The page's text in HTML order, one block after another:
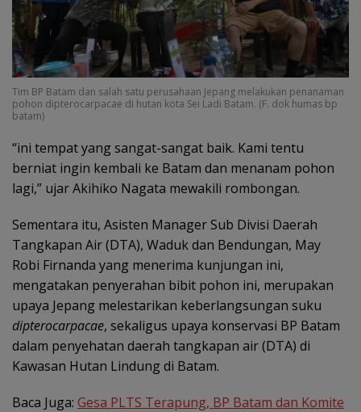
Tim BP Batam dan salah satu perusahaan Jepang melakukan penanaman
pohon dipterocarpacae di hutan kota Sei Ladi Batam. (F. dok humas bp
batam)
“ini tempat yang sangat-sangat baik. Kami tentu
berniat ingin kembali ke Batam dan menanam pohon
lagi,” ujar Akihiko Nagata mewakili rombongan.
Sementara itu, Asisten Manager Sub Divisi Daerah
Tangkapan Air (DTA), Waduk dan Bendungan, May
Robi Firnanda yang menerima kunjungan ini,
mengatakan penyerahan bibit pohon ini, merupakan
upaya Jepang melestarikan keberlangsungan suku
dipterocarpacae, sekaligus upaya konservasi BP Batam
dalam penyehatan daerah tangkapan air (DTA) di
Kawasan Hutan Lindung di Batam.
Baca Juga: Gesa PLTS Terapung, BP Batam dan Komite